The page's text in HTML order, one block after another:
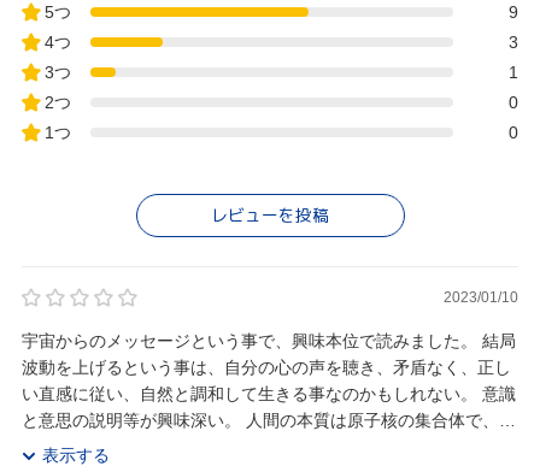
5つ
9
4つ
3
3つ
1
2つ
0
1つ
0
レビューを投稿
2023/01/10
宇宙からのメッセージという事で、興味本位で読みました。 結局
波動を上げるという事は、自分の心の声を聴き、矛盾なく、正し
い直感に従い、自然と調和して生きる事なのかもしれない。 意識
と意思の説明等が興味深い。 人間の本質は原子核の集合体で、ス
タディによって宇宙の調和に帰る、、、 とい...
表示する